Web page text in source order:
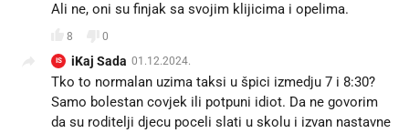
Ali ne, oni su finjak sa svojim klijicima i opelima.
8 0
IS iKaj Sada 01.12.2024.
Tko to normalan uzima taksi u špici izmedju 7 i 8:30?
Samo bolestan covjek ili potpuni idiot. Da ne govorim
da su roditelji djecu poceli slati u skolu i izvan nastavne